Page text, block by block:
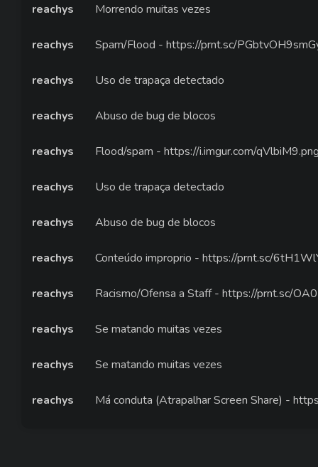
reachys Morrendo muitas vezes
reachys Spam/Flood - https://prnt.sc/
reachys Uso de trapaça detectado
reachys Abuso de bug de blocos
reachys Flood/spam - https://i.imgur.com/
reachys Uso de trapaça detectado
reachys Abuso de bug de blocos
reachys Conteúdo improprio - https://prnt.sc/
reachys Racismo/Ofensa a Staff - https://prnt.sc/
reachys Se matando muitas vezes
reachys Se matando muitas vezes
reachys Má conduta (Atrapalhar Screen Share) -